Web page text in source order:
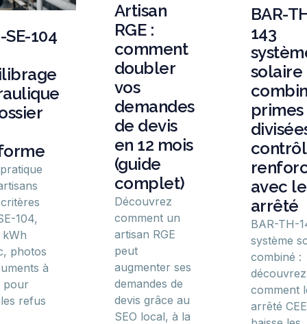
SE-104
104,
photos
à
pour
refus
Artisan
RGE :
comment
doubler
vos
demandes
de devis
en 12 mois
(guide
complet)
Découvrez
comment un
artisan RGE
peut
augmenter ses
demandes de
devis grâce au
SEO local, à la
BAR-
143
solaire
primes
avec
arrêté
BAR-TH-
système
combiné :
découvrez
comment
arrêté CEE